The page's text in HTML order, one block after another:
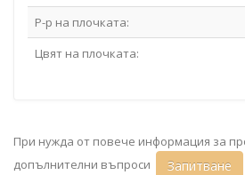
Р-р на плочката:
Цвят на плочката:
При нужда от повече информация за
допълнителни въпроси
Запитване